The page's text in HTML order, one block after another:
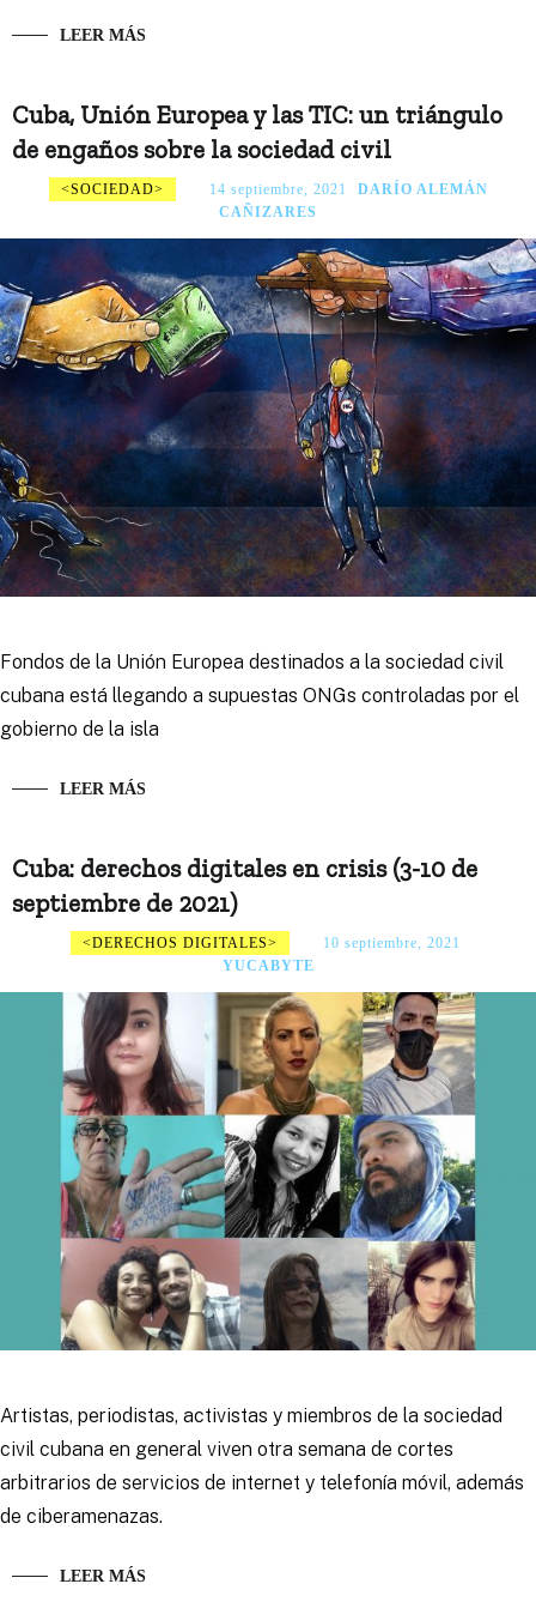
LEER MÁS
Cuba, Unión Europea y las TIC: un triángulo
de engaños sobre la sociedad civil
SOCIEDAD 14 septiembre, 2021
DARÍO ALEMÁN
CAÑIZARES
Fondos de la Unión Europea destinados a la sociedad civil
cubana está llegando a supuestas ONGs controladas por el
gobierno de la isla
LEER MÁS
Cuba: derechos digitales en crisis (3-10 de
septiembre de 2021)
DERECHOS DIGITALES
10 septiembre, 2021
YUCABYTE
Artistas, periodistas, activistas y miembros de la sociedad
civil cubana en general viven otra semana de cortes
arbitrarios de servicios de internet y telefonía móvil, además
de ciberamenazas.
LEER MÁS